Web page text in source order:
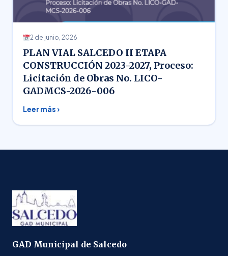
2 de junio, 2026
PLAN VIAL SALCEDO II ETAPA
CONSTRUCCIÓN 2023-2027, Proceso:
Licitación de Obras No. LICO-
GADMCS-2026-006
Leer más ›
GAD Municipal de Salcedo